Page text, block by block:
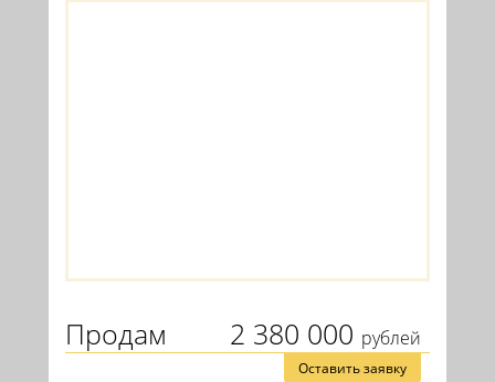
2 380 000 рублей
Продам
Оставить заявку